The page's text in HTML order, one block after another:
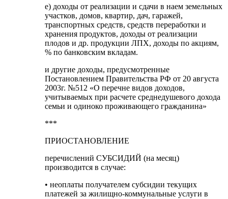
е) доходы от реализации и сдачи в наем земельных
участков, домов, квартир, дач, гаражей,
транспортных средств, средств переработки и
хранения продуктов, доходы от реализации
плодов и др. продукции ЛПХ, доходы по акциям,
% по банковским вкладам.
и другие доходы, предусмотренные
Постановлением Правительства РФ от 20 августа
2003г. №512 «О перечне видов доходов,
учитываемых при расчете среднедушевого дохода
семьи и одиноко проживающего гражданина»
***
ПРИОСТАНОВЛЕНИЕ
перечислений СУБСИДИЙ (на месяц)
производится в случае:
• неоплаты получателем субсидии текущих
платежей за жилищно-коммунальные услуги в